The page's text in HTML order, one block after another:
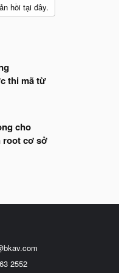
hồi tại đây.
thi mã từ
cho
root cơ sở
2552